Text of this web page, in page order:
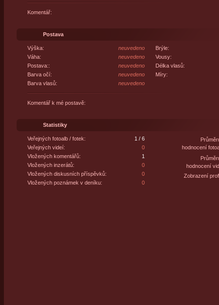
Komentář:
Postava
Výška:
neuvedeno
Váha:
neuvedeno
Postava::
neuvedeno
Barva očí:
neuvedeno
Barva vlasů:
neuvedeno
Brýle:
Vousy:
Délka vlasů:
Míry:
Komentář k mé postavě:
Statistiky
Veřejných fotoalb / fotek:
1 / 6
Veřejných videí:
0
Vložených komentářů:
1
Vložených inzerátů:
0
Vložených diskusních příspěvků:
0
Vložených poznámek v deníku:
0
hodnocení
hodnocení
Zobrazení